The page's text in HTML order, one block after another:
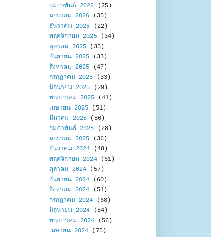
กุมภาพันธ์ 2026 (25)
มกราคม 2026 (35)
ธันวาคม 2025 (22)
พฤศจิกายน 2025 (34)
ตุลาคม 2025 (35)
กันยายน 2025 (33)
สิงหาคม 2025 (47)
กรกฎาคม 2025 (33)
มิถุนายน 2025 (29)
พฤษภาคม 2025 (41)
เมษายน 2025 (51)
มีนาคม 2025 (56)
กุมภาพันธ์ 2025 (28)
มกราคม 2025 (36)
ธันวาคม 2024 (48)
พฤศจิกายน 2024 (61)
ตุลาคม 2024 (57)
กันยายน 2024 (60)
สิงหาคม 2024 (51)
กรกฎาคม 2024 (68)
มิถุนายน 2024 (54)
พฤษภาคม 2024 (56)
เมษายน 2024 (75)